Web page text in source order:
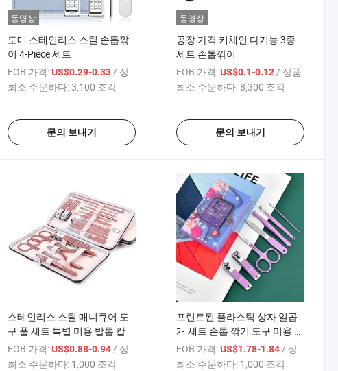
동영상
도매 스테인리스 스틸 손톱깎
이 4-Piece 세트
FOB 가격: US$0.29-0.33/ 상품
최소 주문하다:3,100 조각
문의 보내기
동영상
공장 가격 키체인 다기능 3종
세트 손톱깎이
FOB 가격: US$0.1-0.12/ 상품
최소 주문하다: 8,300 조각
문의 보내기
스테인리스 스틸 매니큐어 도
구 풀 세트 특별 미용 발톱 칼
FOB 가격: US$0.88-0.94 / 상품
최소 주문하다: 1,000 조각
프린트된 플라스틱 상자 일곱
개 세트 손톱 깎기 도구 미용 매
니큐어 도구
FOB 가격: US$1.78-1.84 / 상품
최소 주문하다: 1,000 조각